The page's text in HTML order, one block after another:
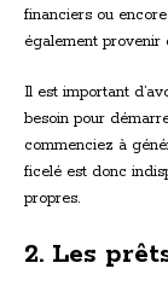
financiers ou
également provenir
Il est important
besoin pour
commenciez à
ficelé est donc
propres.
2. Les